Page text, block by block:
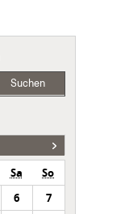
Suchen
Sa
So
6
7